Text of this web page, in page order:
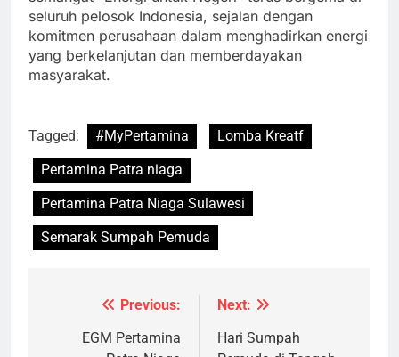
seluruh pelosok Indonesia, sejalan dengan
komitmen perusahaan dalam menghadirkan energi
yang berkelanjutan dan memberdayakan
masyarakat.
Tagged: #MyPertamina
Lomba Kreatf
Pertamina Patra niaga
Pertamina Patra Niaga Sulawesi
Semarak Sumpah Pemuda
NavigasiPrevious:
EGM Pertamina
Next:
Hari Sumpah